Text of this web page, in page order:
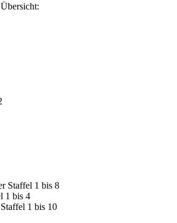
Staffel 1 bis 8
1 bis 4
1 bis 10